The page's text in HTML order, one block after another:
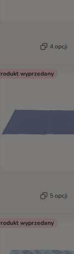
4 opcji
wyprzedany
5 opcji
wyprzedany